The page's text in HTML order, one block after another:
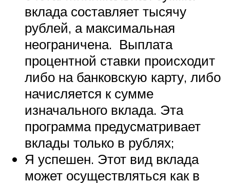
вклада составляет тысячу
рублей, а максимальная
неограничена. Выплата
процентной ставки происходит
либо на банковскую карту, либо
начисляется к сумме
изначального вклада. Эта
программа предусматривает
вклады только в рублях;
Я успешен. Этот вид вклада
может осуществляться как в